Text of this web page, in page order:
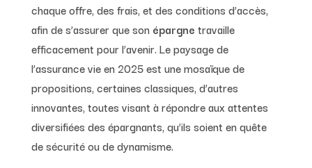
chaque offre, des frais, et des conditions d’accès,
afin de s’assurer que son épargne travaille
efficacement pour l’avenir. Le paysage de
l’assurance vie en 2025 est une mosaïque de
propositions, certaines classiques, d’autres
innovantes, toutes visant à répondre aux attentes
diversifiées des épargnants, qu’ils soient en quête
de sécurité ou de dynamisme.